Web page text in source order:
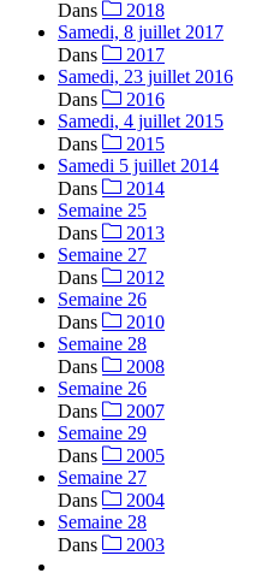
Dans
2018
Samedi, 8 juillet 2017
Dans
2017
Samedi, 23 juillet 2016
Dans
2016
Samedi, 4 juillet 2015
Dans
2015
Samedi 5 juillet 2014
Dans
2014
Semaine 25
Dans
2013
Semaine 27
Dans
2012
Semaine 26
Dans
2010
Semaine 28
Dans
2008
Semaine 26
Dans
2007
Semaine 29
Dans
2005
Semaine 27
Dans
2004
Semaine 28
Dans
2003